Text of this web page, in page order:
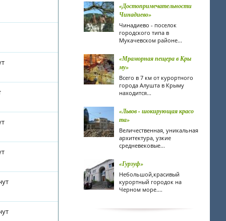
«Достопримечательности
Чинадиево»
Чинадиево - поселок
городского типа в
Мукачевском районе...
«Мраморная пещера в Кры
му»
Всего в 7 км от курортного
города Алушта в Крыму
находится...
«Львов - шокирующая красо
та»
Величественная, уникальная
архитектура, узкие
средневековые...
«Гурзуф»
Небольшой,красивый
курортный городок на
Черном море....